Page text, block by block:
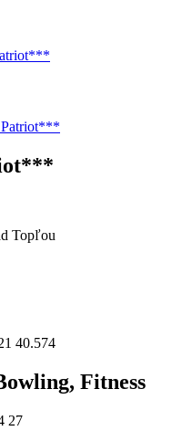
Topľou
40.574
Fitness
27